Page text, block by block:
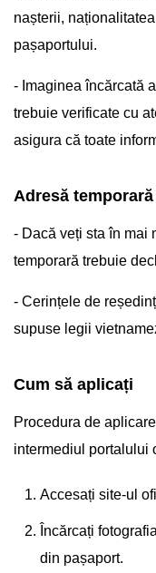
nașterii,
pașaportului.
- Imaginea încărcată
trebuie verificate cu
asigura că toate
Adresă
- Dacă veți sta în mai
temporară trebuie
- Cerințele de
supuse legii
Cum să aplicați
Procedura de
intermediul portalului
Accesați site-ul
Încărcați
din pașaport.